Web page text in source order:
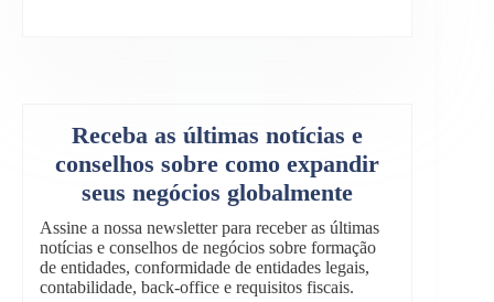
Receba as últimas notícias e
conselhos sobre como expandir
seus negócios globalmente
Assine a nossa newsletter para receber as últimas
notícias e conselhos de negócios sobre formação
de entidades, conformidade de entidades legais,
contabilidade, back-office e requisitos fiscais.